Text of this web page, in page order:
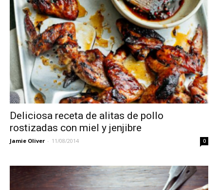
Deliciosa receta de alitas de pollo
rostizadas con miel y jenjibre
Jamie Oliver - 11/08/2014 0